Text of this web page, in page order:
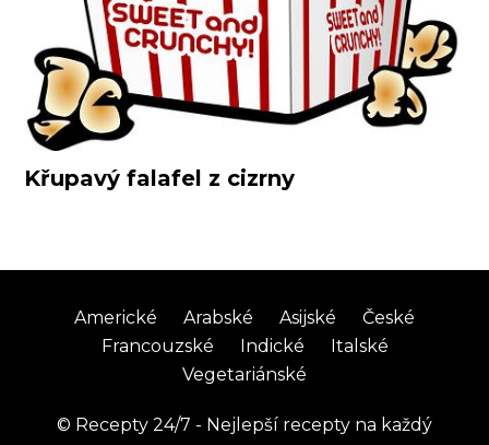
Křupavý falafel z cizrny
Americké Arabské Asijské
České
Francouzské
Indické
Italské
Vegetariánské
© Recepty 24/7 - Nejlepší recepty na každý